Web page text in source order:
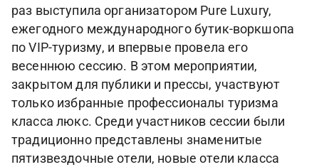
раз выступила организатором Pure Luxury,
ежегодного международного бутик-воркшопа
по VIP-туризму, и впервые провела его
весеннюю сессию. В этом мероприятии,
закрытом для публики и прессы, участвуют
только избранные профессионалы туризма
класса люкс. Среди участников сессии были
традиционно представлены знаменитые
пятизвездочные отели, новые отели класса